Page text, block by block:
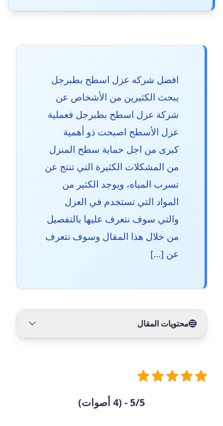
افضل شركه عزل اسطح بطبرجل
يبحث الكثيرين من الأشخاص عن
شركة عزل اسطح بطبرجل فعملية
عزل الأسطح اصبحت ذو أهمية
كبرى من اجل حماية سطح المنزل
من المشكلات الكثيرة التي تنتج عن
تسرب المياه، ويوجد الكثير من
المواد التي تستخدم في العزل
والتي سوف نتعرف عليها بالتفصيل
من خلال هذا المقال وسوف نتعرف
عن […]
محتويات المقال
5/5 - (4 أصوات)